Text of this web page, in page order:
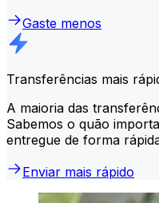
Gaste menos
Transferências mais
A maioria das
Sabemos o quão
entregue de forma
Enviar mais rápido